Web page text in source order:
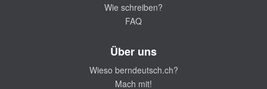
Wie schreiben?
FAQ
Über uns
Wieso berndeutsch.ch?
Mach mit!